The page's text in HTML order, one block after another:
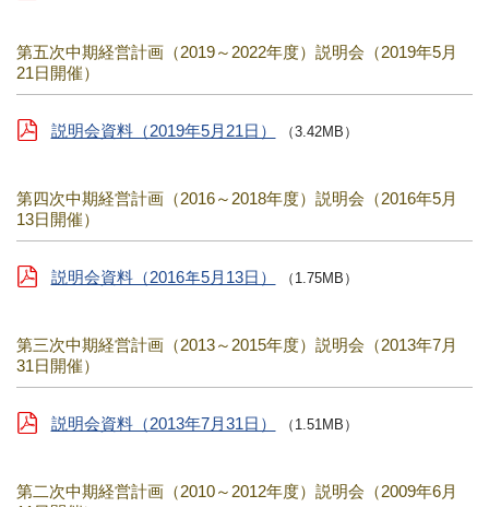
第五次中期経営計画（2019～2022年度）説明会（2019年5月
21日開催）
説明会資料（2019年5月21日） （3.42MB）
第四次中期経営計画（2016～2018年度）説明会（2016年5月
13日開催）
説明会資料（2016年5月13日） （1.75MB）
第三次中期経営計画（2013～2015年度）説明会（2013年7月
31日開催）
説明会資料（2013年7月31日） （1.51MB）
第二次中期経営計画（2010～2012年度）説明会（2009年6月